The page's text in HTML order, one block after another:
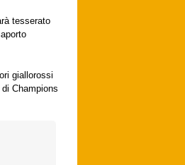
tesserato
giallorossi
Champions